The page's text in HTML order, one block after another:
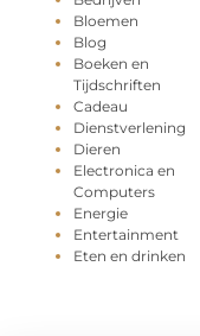
Bloemen
Blog
Boeken en
Tijdschriften
Cadeau
Dienstverlening
Dieren
Electronica en
Computers
Energie
Entertainment
Eten en drinken